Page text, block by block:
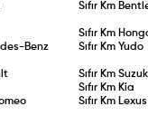
Sıfır Km
Sıfır Km
Benz
Sıfır Km Yudo
Sıfır Km
Sıfır Km Kia
Sıfır Km Lexus